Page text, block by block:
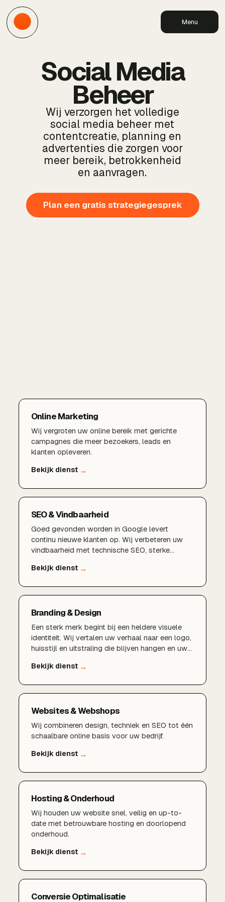
Menu
Social Media
Beheer
Wij verzorgen het volledige
social media beheer met
contentcreatie, planning en
advertenties die zorgen voor
meer bereik, betrokkenheid
en aanvragen.
Plan een gratis strategiegesprek
Online Marketing
Wij vergroten uw online bereik met gerichte
campagnes die meer bezoekers, leads en
klanten opleveren.
SEO & Vindbaarheid
Goed gevonden worden in Google levert
continu nieuwe klanten op. Wij verbeteren uw
vindbaarheid met technische SEO, sterke
Branding & Design
Een sterk merk begint bij een heldere visuele
identiteit. Wij vertalen uw verhaal naar een logo,
huisstijl en uitstraling die blijven hangen en uw
Websites & Webshops
Wij combineren design, techniek en SEO tot één
schaalbare online basis voor uw bedrijf.
Hosting & Onderhoud
Wij houden uw website snel, veilig en up-to-
date met betrouwbare hosting en doorlopend
onderhoud.
Conversie Optimalisatie